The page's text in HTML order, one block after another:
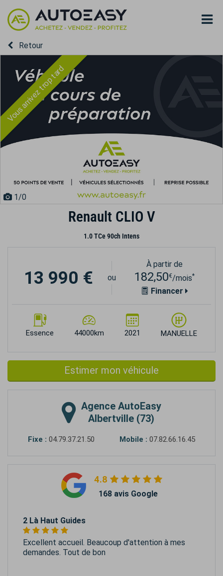
Retour
Vous arrivez trop tard
1/0
Renault CLIO V
1.0 TCe 90ch Intens
Essence 44000km 2021 MANUELLE
13 990 € ou
À partir de
182,50€/mois*
Financer
Estimer mon véhicule
Agence AutoEasy
Albertville (73)
Fixe : 04.79.37.21.50 Mobile : 07.82.66.16.45
4.8
168 avis Google
2 Là Haut Guides
Excellent accueil. Beaucoup d'attention à mes
demandes. Tout de bon